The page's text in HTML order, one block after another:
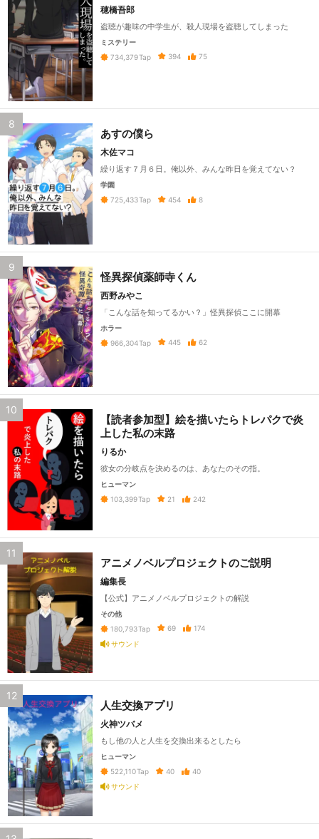
穂橋吾郎
盗聴が趣味の中学生が、殺人現場を盗聴してしまった
ミステリー
734,379Tap 394 75
8
あすの僕ら
木佐マコ
繰り返す７月６日。俺以外、みんな昨日を覚えてない？
学園
725,433Tap 454 8
9
怪異探偵薬師寺くん
西野みやこ
「こんな話を知ってるかい？」怪異探偵ここに開幕
ホラー
966,304Tap 445 62
10
【読者参加型】絵を描いたらトレパクで炎
上した私の末路
りるか
彼女の分岐点を決めるのは、あなたのその指。
ヒューマン
103,399Tap 21 242
11
アニメノベルプロジェクトのご説明
編集長
【公式】アニメノベルプロジェクトの解説
その他
180,793Tap 69
174
サウンド
12
人生交換アプリ
火神ツバメ
もし他の人と人生を交換出来るとしたら
ヒューマン
522,110Tap 40
40
サウンド